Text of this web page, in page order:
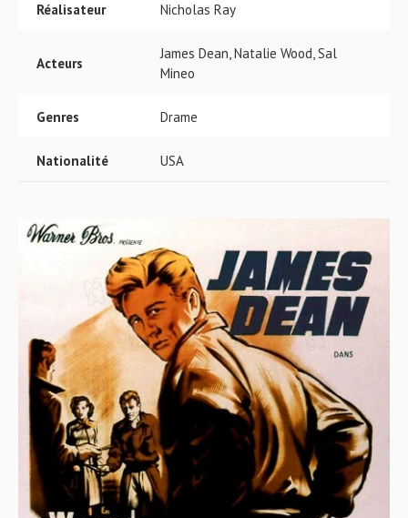
Réalisateur Nicholas Ray
Acteurs
James Dean, Natalie Wood, Sal
Mineo
Genres Drame
Nationalité USA